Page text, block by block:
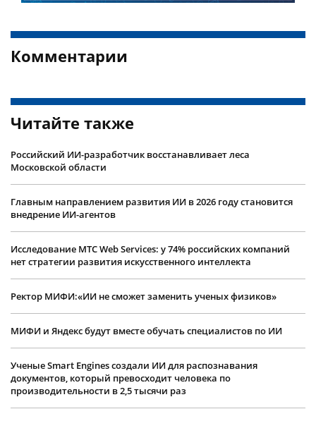
Комментарии
Читайте также
Российский ИИ-разработчик восстанавливает леса
Московской области
Главным направлением развития ИИ в 2026 году становится
внедрение ИИ-агентов
Исследование МТС Web Services: у 74% российских компаний
нет стратегии развития искусственного интеллекта
Ректор МИФИ:«ИИ не сможет заменить ученых физиков»
МИФИ и Яндекс будут вместе обучать специалистов по ИИ
Ученые Smart Engines создали ИИ для распознавания
документов, который превосходит человека по
производительности в 2,5 тысячи раз